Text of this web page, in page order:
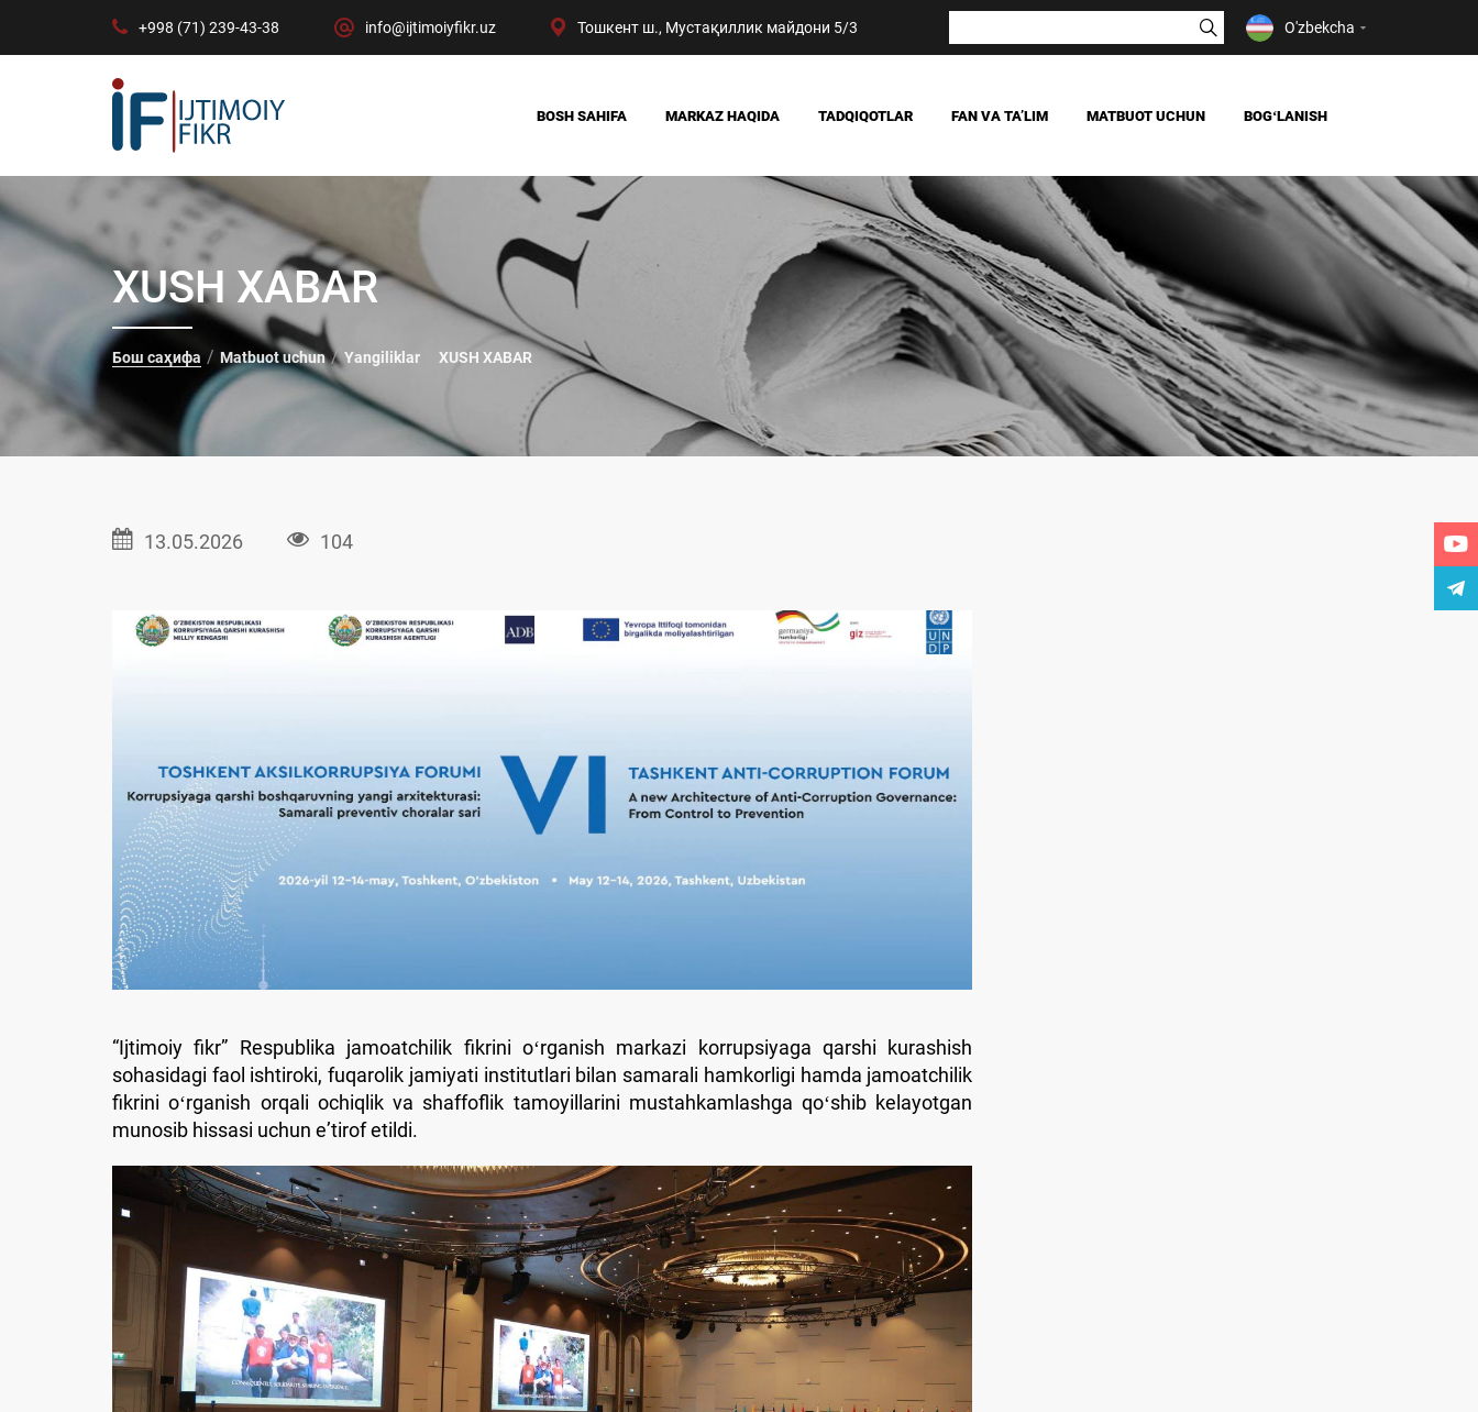
+998 (71) 239-43-38 info@ijtimoiyfikr.uz Тошкент ш., Мустақиллик майдони 5/3 O'zbekcha
BOSH SAHIFA MARKAZ HAQIDA
BIZNING YUTUQLARIMIZ
MARKAZ TUZILMASI
TADQIQOTLAR
JAMIYAT
SIYOSAT VA HUQUQ
IQTISODIYOT
DIGITAL SOTSIOLOGIYA
FAN VA TAʼLIM MATBUOT UCHUN
YANGILIKLAR
OAV BIZ HAQIMIZDA
BOGʻLANISH
XUSH XABAR
Бош саҳифа Matbuot uchun Yangiliklar XUSH XABAR
13.05.2026 104
“Ijtimoiy fikr” Respublika jamoatchilik fikrini oʻrganish markazi korrupsiyaga qarshi kurashish
sohasidagi faol ishtiroki, fuqarolik jamiyati institutlari bilan samarali hamkorligi hamda jamoatchilik
fikrini oʻrganish orqali ochiqlik va shaffoflik tamoyillarini mustahkamlashga qoʻshib kelayotgan
munosib hissasi uchun eʼtirof etildi.